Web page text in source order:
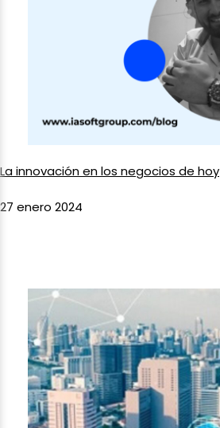
La innovación en los negocios de hoy
27 enero 2024